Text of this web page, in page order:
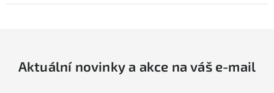
Aktuální novinky a akce na váš e-mail